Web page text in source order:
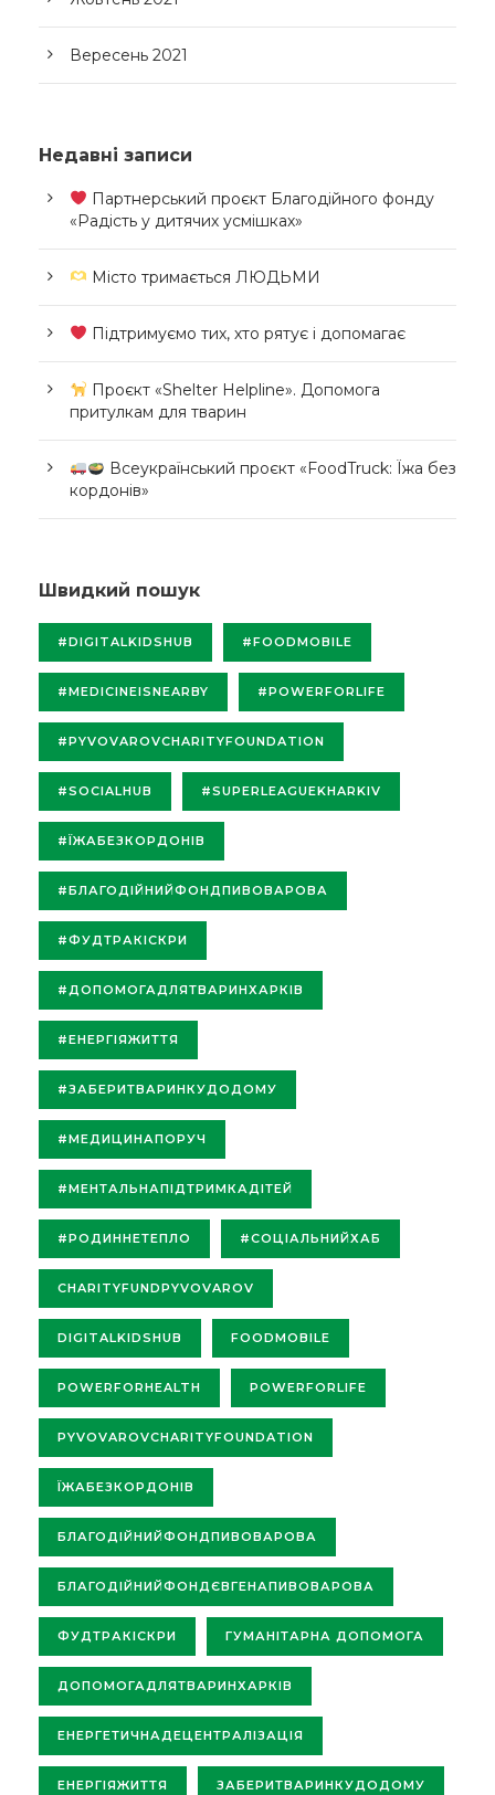
Вересень 2021
Недавні записи
Партнерський проєкт Благодійного фонду
«Радість у дитячих усмішках»
Місто тримається ЛЮДЬМИ
Підтримуємо тих, хто рятує і допомагає
Проєкт «Shelter Helpline». Допомога
притулкам для тварин
Всеукраїнський проєкт «FoodTruck: Їжа без
кордонів»
Швидкий пошук
#DIGITALKIDSHUB #FOODMOBILE
#MEDICINEISNEARBY #POWERFORLIFE
#PYVOVAROVCHARITYFOUNDATION
#SOCIALHUB #SUPERLEAGUEKHARKIV
#ЇЖАБЕЗКОРДОНІВ
#БЛАГОДІЙНИЙФОНДПИВОВАРОВА
#ФУДТРАКІСКРИ
#ДОПОМОГАДЛЯТВАРИНХАРКІВ
#ЕНЕРГІЯЖИТТЯ
#ЗАБЕРИТВАРИНКУДОДОМУ
#МЕДИЦИНАПОРУЧ
#МЕНТАЛЬНАПІДТРИМКАДІТЕЙ
#РОДИННЕТЕПЛО #СОЦІАЛЬНИЙХАБ
CHARITYFUNDPYVOVAROV
DIGITALKIDSHUB FOODMOBILE
POWERFORHEALTH POWERFORLIFE
PYVOVAROVCHARITYFOUNDATION
ЇЖАБЕЗКОРДОНІВ
БЛАГОДІЙНИЙФОНДПИВОВАРОВА
БЛАГОДІЙНИЙФОНДЄВГЕНАПИВОВАРОВА
ФУДТРАКІСКРИ ГУМАНІТАРНА ДОПОМОГА
ДОПОМОГАДЛЯТВАРИНХАРКІВ
ЕНЕРГЕТИЧНАДЕЦЕНТРАЛІЗАЦІЯ
ЕНЕРГІЯЖИТТЯ ЗАБЕРИТВАРИНКУДОДОМУ